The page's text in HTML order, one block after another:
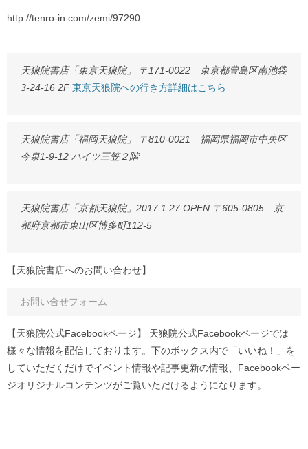
http://tenro-in.com/zemi/97290
天狼院書店「東京天狼院」 〒171-0022 東京都豊島区南池袋
3-24-16 2F 東京天狼院への行き方詳細はこちら
天狼院書店「福岡天狼院」 〒810-0021 福岡県福岡市中央区
今泉1-9-12 ハイツ三笠２階
天狼院書店「京都天狼院」2017.1.27 OPEN 〒605-0805 京
都府京都市東山区博多町112-5
【天狼院書店へのお問い合わせ】
お問い合せフォーム
【天狼院公式Facebookページ】 天狼院公式Facebookページでは
様々な情報を配信しております。下のボックス内で「いいね！」を
していただくだけでイベント情報や記事更新の情報、Facebookペー
ジオリジナルコンテンツがご覧いただけるようになります。